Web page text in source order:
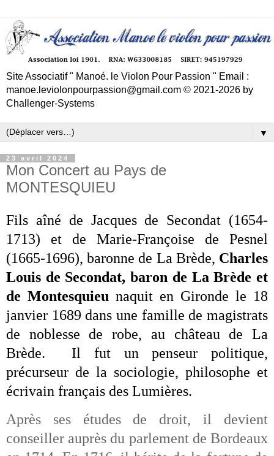
Site Associatif " Manoé. le Violon Pour Passion " Email :
manoe.leviolonpourpassion@gmail.com © 2021-2026 by
Challenger-Systems
▼
23 avril 2024
Mon Concert au Pays de
MONTESQUIEU
Fils aîné de Jacques de Secondat (1654-
1713) et de Marie-Françoise de Pesnel
(1665-1696), baronne de La Brède, Charles
Louis de Secondat, baron de La Brède et
de Montesquieu naquit en Gironde le 18
janvier 1689 dans une famille de magistrats
de noblesse de robe, au château de La
Brède. Il fut unpenseur politique,
précurseur de la sociologie, philosophe et
écrivain français des Lumières.
Après ses études de droit, il devient
conseiller auprès du parlement de Bordeaux